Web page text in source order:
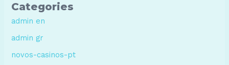
Categories
admin en
admin gr
novos-casinos-pt